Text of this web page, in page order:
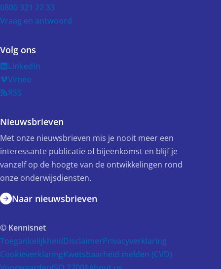
0800 321 22 33
Vraag en antwoord
Volg ons
LinkedIn
Vimeo
RSS
Nieuwsbrieven
Met onze nieuwsbrieven mis je nooit meer een
interessante publicatie of bijeenkomst en blijf je
vanzelf op de hoogte van de ontwikkelingen rond
onze onderwijsdiensten.
Naar nieuwsbrieven
© Kennisnet
ToegankelijkheidDisclaimerPrivacyverklaring
CookieverklaringKwetsbaarheid melden (CVD)